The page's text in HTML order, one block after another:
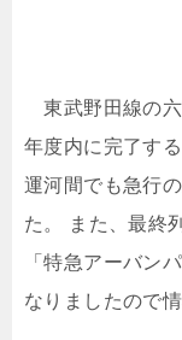
東武野田線の六
年度内に完了す
運河間でも急行
た。 また、最終
「特急アーバン
なりましたので